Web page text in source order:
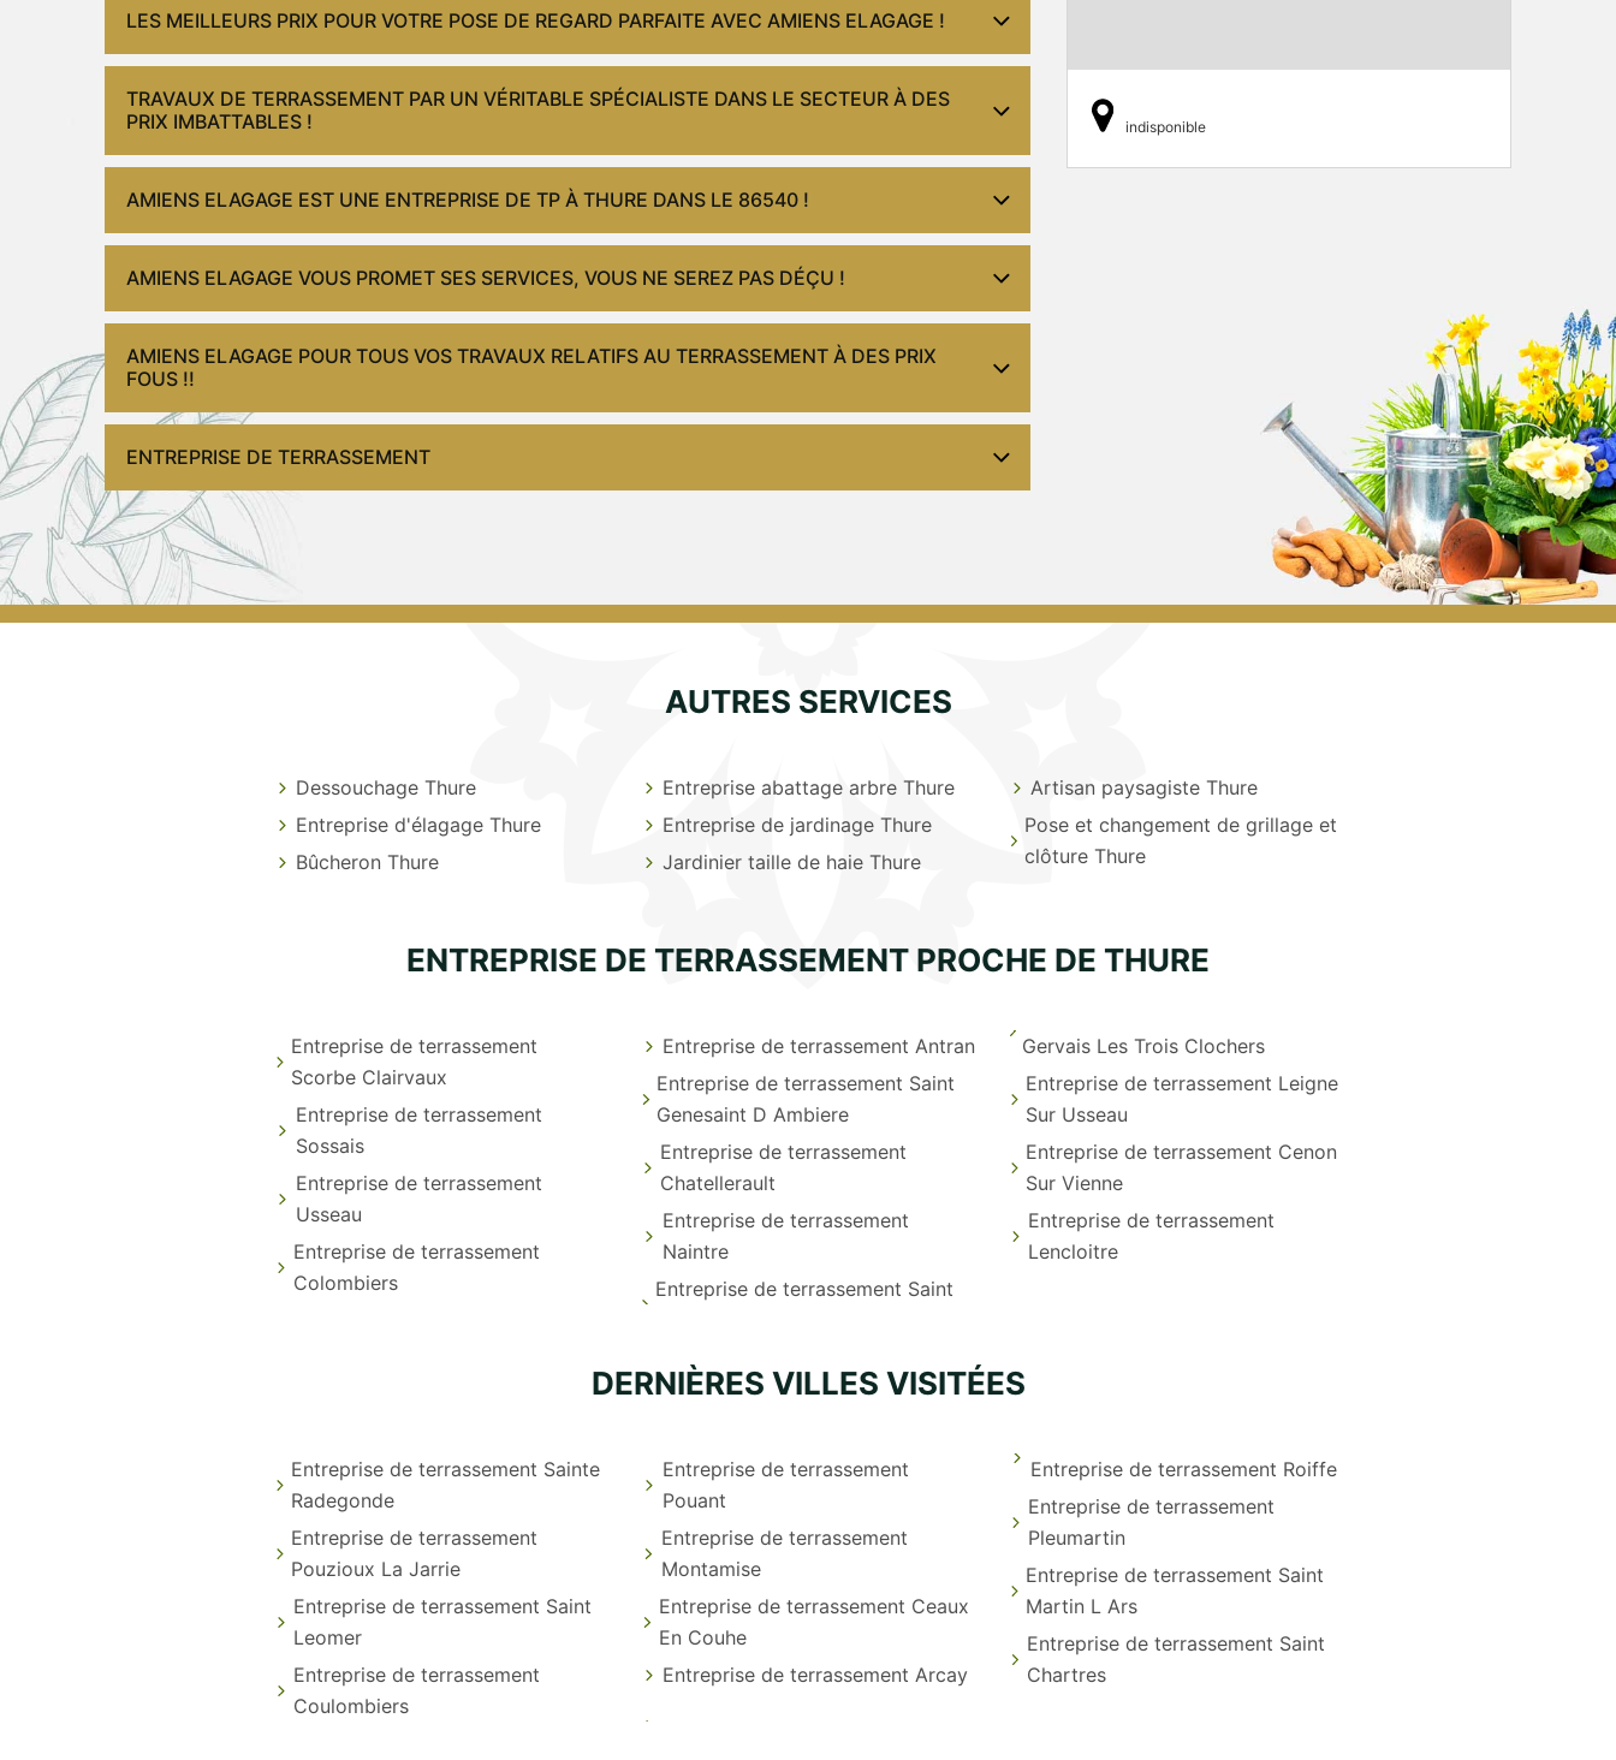
LES MEILLEURS PRIX POUR VOTRE POSE DE REGARD PARFAITE AVEC AMIENS ELAGAGE !
TRAVAUX DE TERRASSEMENT PAR UN VÉRITABLE SPÉCIALISTE DANS LE SECTEUR À DES
PRIX IMBATTABLES !
AMIENS ELAGAGE EST UNE ENTREPRISE DE TP À THURE DANS LE 86540 !
AMIENS ELAGAGE VOUS PROMET SES SERVICES, VOUS NE SEREZ PAS DÉÇU !
AMIENS ELAGAGE POUR TOUS VOS TRAVAUX RELATIFS AU TERRASSEMENT À DES PRIX
FOUS !!
ENTREPRISE DE TERRASSEMENT
indisponible
AUTRES SERVICES
Dessouchage Thure
Entreprise d'élagage Thure
Bûcheron Thure
Entreprise abattage arbre Thure
Entreprise de jardinage Thure
Jardinier taille de haie Thure
Artisan paysagiste Thure
Pose et changement de grillage et
clôture Thure
ENTREPRISE DE TERRASSEMENT PROCHE DE THURE
Entreprise de terrassement
Scorbe Clairvaux
Entreprise de terrassement
Sossais
Entreprise de terrassement
Usseau
Entreprise de terrassement
Colombiers
Entreprise de terrassement Antran
Entreprise de terrassement Saint
Genesaint D Ambiere
Entreprise de terrassement
Chatellerault
Entreprise de terrassement
Naintre
Entreprise de terrassement Saint
Gervais Les Trois Clochers
Entreprise de terrassement Leigne
Sur Usseau
Entreprise de terrassement Cenon
Sur Vienne
Entreprise de terrassement
Lencloitre
DERNIÈRES VILLES VISITÉES
Entreprise de terrassement Sainte
Radegonde
Entreprise de terrassement
Pouzioux La Jarrie
Entreprise de terrassement Saint
Leomer
Entreprise de terrassement
Coulombiers
Entreprise de terrassement
Pouant
Entreprise de terrassement
Montamise
Entreprise de terrassement Ceaux
En Couhe
Entreprise de terrassement Arcay
Entreprise de terrassement Roiffe
Entreprise de terrassement
Pleumartin
Entreprise de terrassement Saint
Martin L Ars
Entreprise de terrassement Saint
Chartres